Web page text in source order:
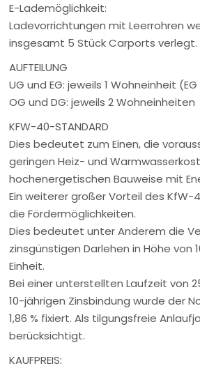
E-Lademöglichkeit:
Ladevorrichtungen mit Leerrohren
insgesamt 5 Stück Carports verlegt.
AUFTEILUNG
UG und EG: jeweils 1 Wohneinheit
OG und DG: jeweils 2 Wohneinheiten
KFW-40-STANDARD
Dies bedeutet zum Einen, die
geringen Heiz- und
hochenergetischen Bauweise mit
Ein weiterer großer Vorteil des KfW-
die Fördermöglichkeiten.
Dies bedeutet unter Anderem die
zinsgünstigen Darlehen in Höhe von
Einheit.
Bei einer unterstellten Laufzeit von
10-jährigen Zinsbindung wurde der
1,86 % fixiert. Als tilgungsfreie
berücksichtigt.
KAUFPREIS: